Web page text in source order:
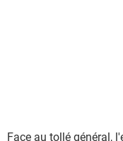
Face au tollé général,